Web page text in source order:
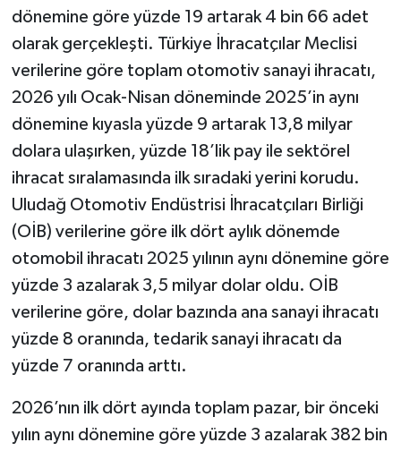
dönemine göre yüzde 19 artarak 4 bin 66 adet
olarak gerçekleşti. Türkiye İhracatçılar Meclisi
verilerine göre toplam otomotiv sanayi ihracatı,
2026 yılı Ocak-Nisan döneminde 2025’in aynı
dönemine kıyasla yüzde 9 artarak 13,8 milyar
dolara ulaşırken, yüzde 18’lik pay ile sektörel
ihracat sıralamasında ilk sıradaki yerini korudu.
Uludağ Otomotiv Endüstrisi İhracatçıları Birliği
(OİB) verilerine göre ilk dört aylık dönemde
otomobil ihracatı 2025 yılının aynı dönemine göre
yüzde 3 azalarak 3,5 milyar dolar oldu. OİB
verilerine göre, dolar bazında ana sanayi ihracatı
yüzde 8 oranında, tedarik sanayi ihracatı da
yüzde 7 oranında arttı.
2026’nın ilk dört ayında toplam pazar, bir önceki
yılın aynı dönemine göre yüzde 3 azalarak 382 bin